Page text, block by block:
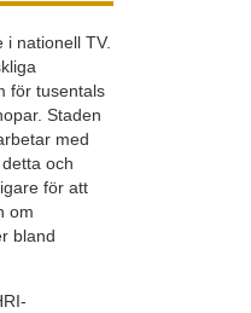
i nationell TV.
för tusentals
Staden
med
och
för att
om
bland